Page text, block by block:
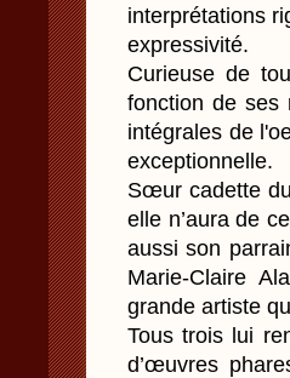
interprétations
expressivité.
Curieuse de
fonction de ses
intégrales de
exceptionnelle.
Sœur cadette
elle n’aura de
aussi son
Marie-Claire
grande artiste
Tous trois lui
d’œuvres